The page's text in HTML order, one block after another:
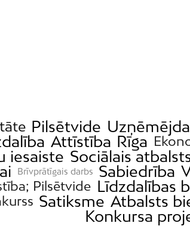
Pilsētvide
Attīstība Rīga
iesaiste Sociālais
Brīvprātīgais darbs Sabiedrība
Pilsētvide Līdzdalības
Satiksme Atbalsts
Konkursa